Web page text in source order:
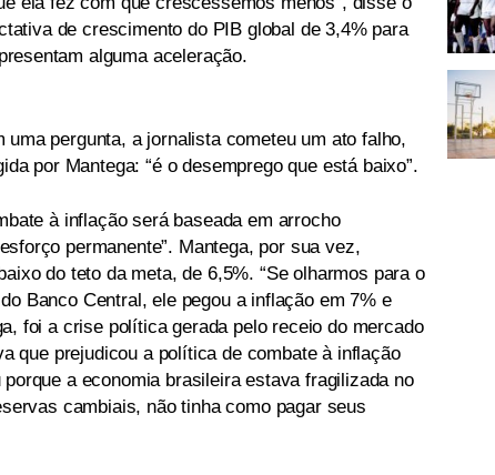
de crescimento do PIB global de 3,4% para
alguma aceleração.
pergunta, a jornalista cometeu um ato falho,
por Mantega: “é o desemprego que está baixo”.
à inflação será baseada em arrocho
permanente”. Mantega, por sua vez,
do teto da meta, de 6,5%. “Se olharmos para o
Banco Central, ele pegou a inflação em 7% e
foi a crise política gerada pelo receio do mercado
que prejudicou a política de combate à inflação
a economia brasileira estava fragilizada no
cambiais, não tinha como pagar seus